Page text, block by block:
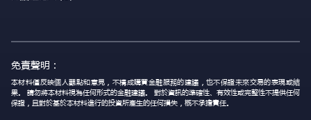
免責聲明：
本材料僅反映個人觀點和意見，不構成購買金融服務的建議，也不保證未來交易的表現或結
果。 請勿將本材料視為任何形式的金融建議。 對於資訊的準確性、有效性或完整性不提供任何
保證，且對於基於本材料進行的投資所產生的任何損失，概不承擔責任。